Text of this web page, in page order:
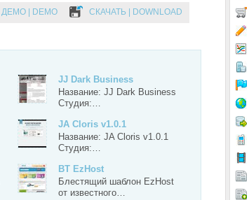
ДЕМО | DEMO СКАЧАТЬ | DOWNLOAD
JJ Dark Business
Название: JJ Dark Business
Студия:…
JA Cloris v1.0.1
Название: JA Cloris v1.0.1
Студия:…
BT EzHost
Блестящий шаблон EzHost
от известного…